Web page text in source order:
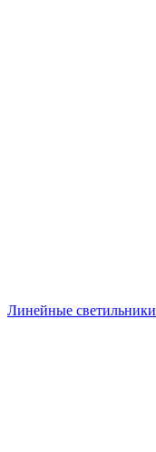
Линейные светильники